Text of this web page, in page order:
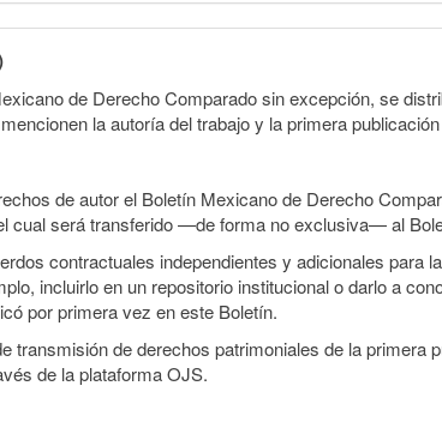
de Derecho Comparado sin excepción, se
la autoría del trabajo y la primera
de autor el Boletín Mexicano de Derecho
cual será transferido —de forma no exclusiva— al
contractuales independientes y adicionales
incluirlo en un repositorio institucional o darlo a
por primera vez en este Boletín.
transmisión de derechos patrimoniales de la
de la plataforma OJS.